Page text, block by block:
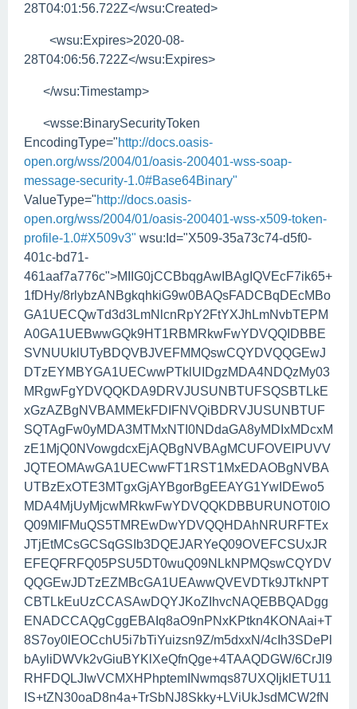
28T04:01:56.722Z</wsu:Created>
<wsu:Expires>2020-08-
28T04:06:56.722Z</wsu:Expires>
</wsu:Timestamp>
<wsse:BinarySecurityToken
EncodingType="http://docs.oasis-
open.org/wss/2004/01/oasis-200401-wss-soap-
message-security-1.0#Base64Binary"
ValueType="http://docs.oasis-
open.org/wss/2004/01/oasis-200401-wss-x509-token-
profile-1.0#X509v3" wsu:Id="X509-35a73c74-d5f0-
401c-bd71-
461aaf7a776c">MIIG0jCCBbqgAwIBAgIQVEcF7ik65+
1fDHy/8rlybzANBgkqhkiG9w0BAQsFADCBqDEcMBo
GA1UECQwTd3d3LmNlcnRpY2FtYXJhLmNvbTEPM
A0GA1UEBwwGQk9HT1RBMRkwFwYDVQQIDBBE
SVNUUklUTyBDQVBJVEFMMQswCQYDVQQGEwJ
DTzEYMBYGA1UECwwPTklUIDgzMDA4NDQzMy03
MRgwFgYDVQQKDA9DRVJUSUNBTUFSQSBTLkE
xGzAZBgNVBAMMEkFDIFNVQiBDRVJUSUNBTUF
SQTAgFw0yMDA3MTMxNTI0NDdaGA8yMDIxMDcxM
zE1MjQ0NVowgdcxEjAQBgNVBAgMCUFOVElPUVV
JQTEOMAwGA1UECwwFT1RST1MxEDAOBgNVBA
UTBzExOTE3MTgxGjAYBgorBgEEAYG1YwIDEwo5
MDA4MjUyMjcwMRkwFwYDVQQKDBBURUNOT0lO
Q09MIFMuQS5TMREwDwYDVQQHDAhNRURFTEx
JTjEtMCsGCSqGSIb3DQEJARYeQ09OVEFCSUxJR
EFEQFRFQ05PSU5DT0wuQ09NLkNPMQswCQYDV
QQGEwJDTzEZMBcGA1UEAwwQVEVDTk9JTkNPT
CBTLkEuUzCCASAwDQYJKoZIhvcNAQEBBQADgg
ENADCCAQgCggEBAIq8aO9nPNxKPtkn4KONAai+T
8S7oy0lEOCchU5i7bTiYuizsn9Z/m5dxxN/4cIh3SDePl
bAyliDWVk2vGiuBYKlXeQfnQge+4TAAQDGW/6CrJl9
RHFDQLJIwVCMXHPhptemINwmqs87UXQIjklETU11
IS+tZN30oaD8n4a+TrSbNJ8Skky+LViUkJsdMCW2fN